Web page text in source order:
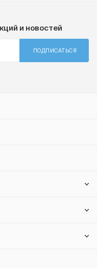
и новостей
ПОДПИСАТЬСЯ